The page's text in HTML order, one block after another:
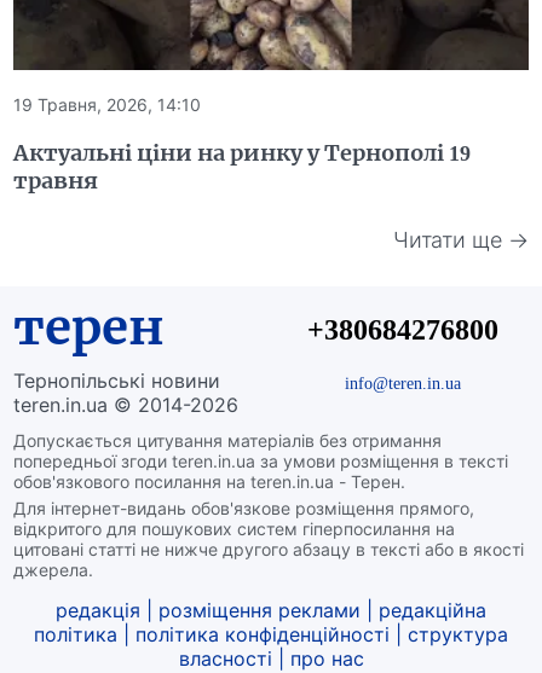
19 Травня, 2026, 14:10
Актуальні ціни на ринку у Тернополі 19
травня
Читати ще →
терен
Тернопільські новини
teren.in.ua © 2014-2026
Допускається цитування матеріалів без отримання
попередньої згоди teren.in.ua за умови розміщення в тексті
обов'язкового посилання на teren.in.ua - Терен.
Для інтернет-видань обов'язкове розміщення прямого,
відкритого для пошукових систем гіперпосилання на
цитовані статті не нижче другого абзацу в тексті або в якості
джерела.
+380684276800
info@teren.in.ua
редакція розміщення реклами
редакційна
політика
політика конфіденційності
структура
власності
про нас